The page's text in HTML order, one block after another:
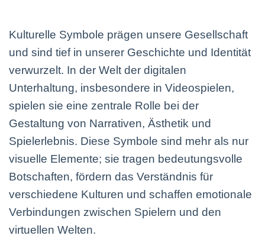
Kulturelle Symbole prägen unsere Gesellschaft
und sind tief in unserer Geschichte und Identität
verwurzelt. In der Welt der digitalen
Unterhaltung, insbesondere in Videospielen,
spielen sie eine zentrale Rolle bei der
Gestaltung von Narrativen, Ästhetik und
Spielerlebnis. Diese Symbole sind mehr als nur
visuelle Elemente; sie tragen bedeutungsvolle
Botschaften, fördern das Verständnis für
verschiedene Kulturen und schaffen emotionale
Verbindungen zwischen Spielern und den
virtuellen Welten.